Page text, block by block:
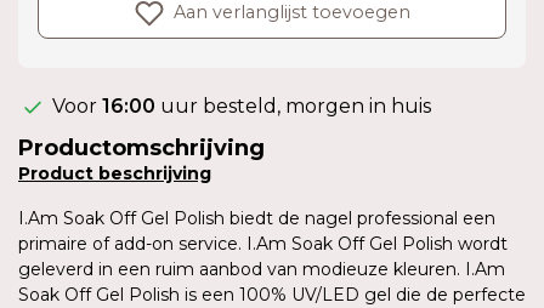
Aan verlanglijst toevoegen
Voor 16:00 uur besteld, morgen in huis
Productomschrijving
Product beschrijving
I.Am Soak Off Gel Polish biedt de nagel professional een
primaire of add-on service. I.Am Soak Off Gel Polish wordt
geleverd in een ruim aanbod van modieuze kleuren. I.Am
Soak Off Gel Polish is een 100% UV/LED gel die de perfecte